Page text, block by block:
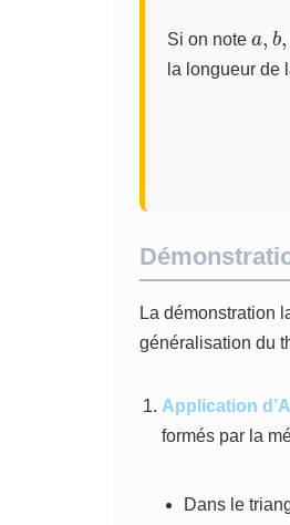
Si on note
b
la longueur de
La démonstration
généralisation du
Application
formés par la
Dans le